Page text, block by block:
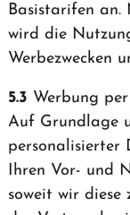
Basistarifen an.
wird die
Werbezwecken
5.3 Werbung
Auf Grundlage
personalisierter
Ihren Vor- und
soweit wir diese